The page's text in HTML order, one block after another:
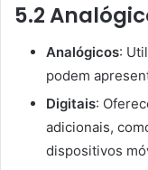
5.2
Analógicos:
podem
Digitais:
adicionais,
dispositivos